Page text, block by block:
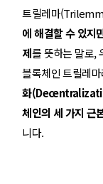
트릴레마
에 해결할 수 있지
제를 뜻하는 말로,
블록체인 트릴레
화
체인의 세 가지 근
니다.